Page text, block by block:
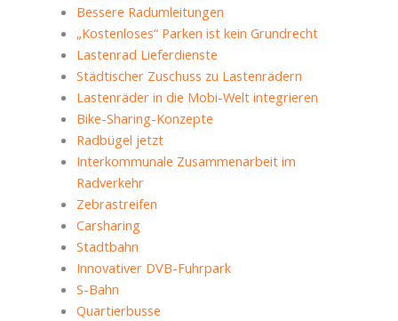
Bessere Radumleitungen
„Kostenloses“ Parken ist kein Grundrecht
Lastenrad Lieferdienste
Städtischer Zuschuss zu Lastenrädern
Lastenräder in die Mobi-Welt integrieren
Bike-Sharing-Konzepte
Radbügel jetzt
Interkommunale Zusammenarbeit im
Radverkehr
Zebrastreifen
Carsharing
Stadtbahn
Innovativer DVB-Fuhrpark
S-Bahn
Quartierbusse